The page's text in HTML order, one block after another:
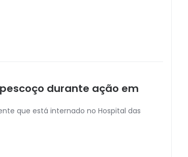
durante ação em
que está internado no Hospital das